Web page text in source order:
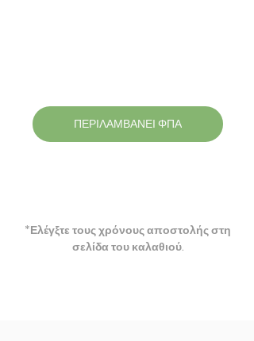
ΠΕΡΙΛΑΜΒΑΝΕΙ ΦΠΑ
*Ελέγξτε τους χρόνους αποστολής στη
σελίδα του καλαθιού​.